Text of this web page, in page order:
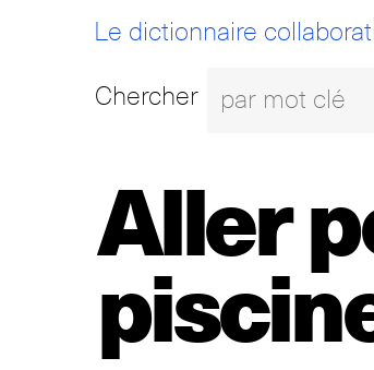
Le dictionnaire
Chercher
Aller